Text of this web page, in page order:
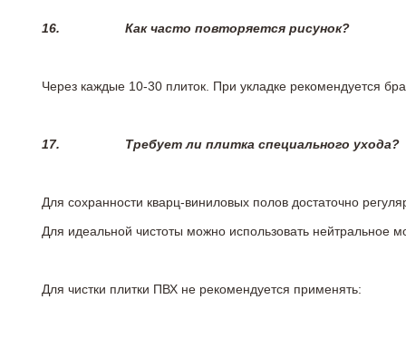
16. Как часто повторяется рисунок?
Через каждые 10-30 плиток. При укладке рекомендуется
17. Требует ли плитка специального ухода?
Для сохранности кварц-виниловых полов достаточно
Для идеальной чистоты можно использовать
Для чистки плитки ПВХ не рекомендуется применять: